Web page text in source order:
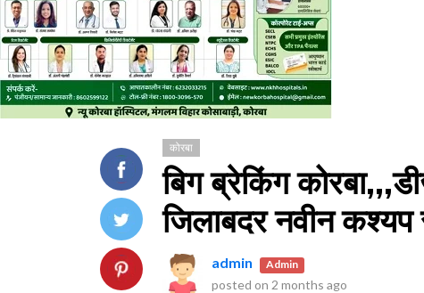
कोरबा
बिग ब्रेकिंग
जिलाबदर नवीन कश्यप
admin Admin
posted on 2 months ago